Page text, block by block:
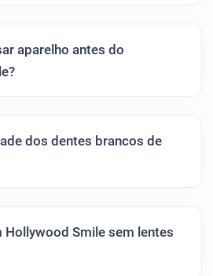
aparelho antes do
dos dentes brancos de
Hollywood Smile sem lentes